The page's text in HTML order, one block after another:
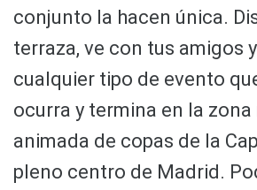
conjunto la hacen única.
terraza, ve con tus amigos
cualquier tipo de evento
ocurra y termina en la zona
animada de copas de la
pleno centro de Madrid.